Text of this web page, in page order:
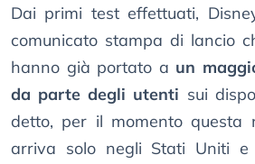
Dai primi test effettuati,
comunicato stampa di lancio
hanno già portato a un
da parte degli utenti sui
detto, per il momento questa
arriva solo negli Stati Uniti e